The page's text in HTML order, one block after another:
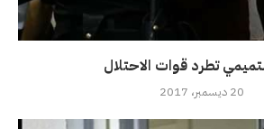
تطرد قوات الاحتلال
20 ديسمبر، 2017